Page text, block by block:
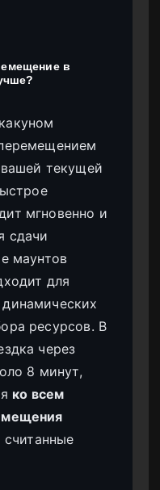
в
текущей
мгновенно и
сдачи
маунтов
для
ресурсов. В
через
8 минут,
ко всем
считанные